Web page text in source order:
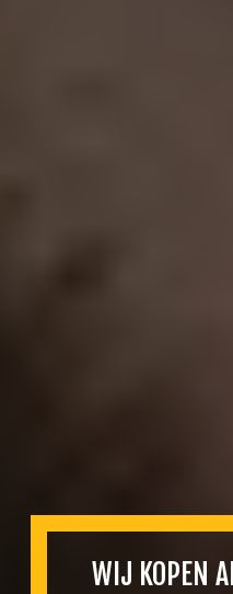
WIJ KOPEN